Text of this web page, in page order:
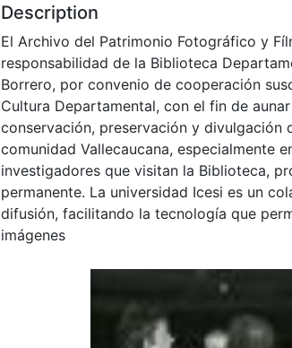
Description
El Archivo del Patrimonio Fotográfico y
responsabilidad de la Biblioteca
Borrero, por convenio de cooperación
Cultura Departamental, con el fin de
conservación, preservación y divulgación
comunidad Vallecaucana, especialmente
investigadores que visitan la Biblioteca,
permanente. La universidad Icesi es un
difusión, facilitando la tecnología que
imágenes